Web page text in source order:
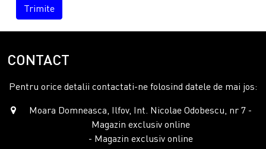
Trimite
CONTACT
Pentru orice detalii contactati-ne folosind datele de mai jos:
Moara Domneasca, Ilfov, Int. Nicolae Odobescu, nr 7 -
Magazin exclusiv online
- Magazin exclusiv online